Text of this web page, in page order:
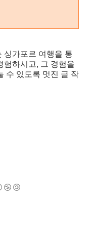
싱가포르 여행을 통
험하시고, 그 경험을
수 있도록 멋진 글 작